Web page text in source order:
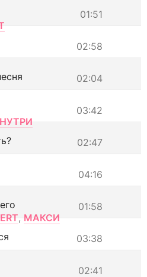
01:51
02:58
02:04
03:42
02:47
04:16
01:58
, МАКСИ
03:38
02:41